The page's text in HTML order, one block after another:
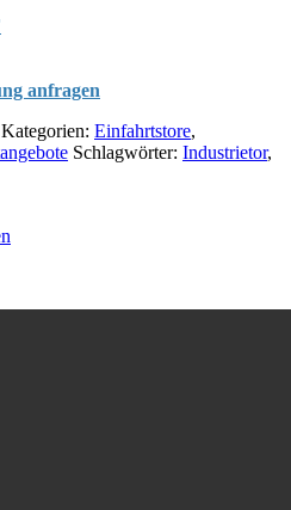
anfragen
Kategorien: Einfahrtstore,
Schlagwörter: Industrietor,